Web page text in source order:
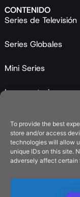
To provide the best
store and/or access
technologies will allow
unique IDs on this site.
adversely affect certain
CONTENIDO
Series de Televisión
Series Globales
Mini Series
Largometrajes
Catálogo
LEGAL
Política de Cookies